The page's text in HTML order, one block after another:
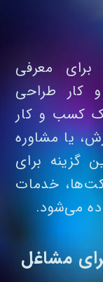
برای معرفی
طراحی
کسب‌ و کار
یا مشاوره
گزینه برای
خدمات
می‌شود.
مشاغل